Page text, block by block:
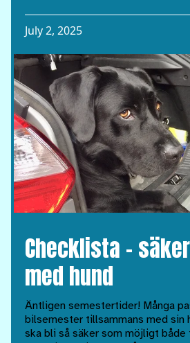
July 2, 2025
Checklista –
med hund
Äntligen semestertider! Många
bilsemester tillsammans med sin
ska bli så säker som möjligt